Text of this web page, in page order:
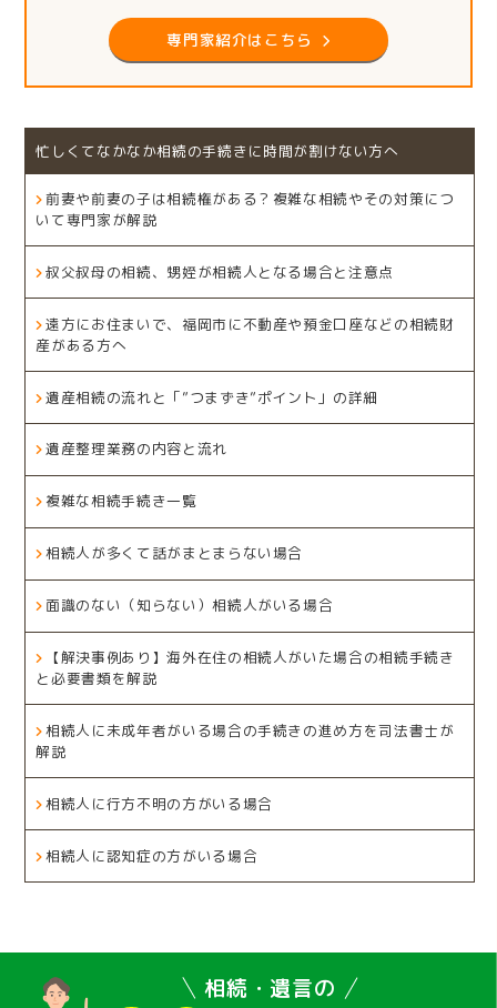
専門家紹介はこちら
忙しくてなかなか相続の手続きに時間が割けない方へ
前妻や前妻の子は相続権がある？複雑な相続やその対策につ
いて専門家が解説
叔父叔母の相続、甥姪が相続人となる場合と注意点
遠方にお住まいで、福岡市に不動産や預金口座などの相続財
産がある方へ
遺産相続の流れと「”つまずき”ポイント」の詳細
遺産整理業務の内容と流れ
複雑な相続手続き一覧
相続人が多くて話がまとまらない場合
面識のない（知らない）相続人がいる場合
【解決事例あり】海外在住の相続人がいた場合の相続手続き
と必要書類を解説
相続人に未成年者がいる場合の手続きの進め方を司法書士が
解説
相続人に行方不明の方がいる場合
相続人に認知症の方がいる場合
相続・遺言の